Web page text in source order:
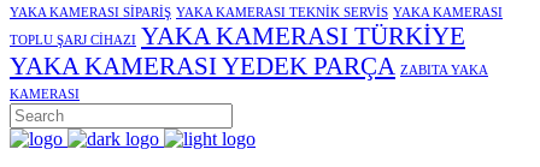
YAKA KAMERASI SİPARİŞ YAKA KAMERASI TEKNİK SERVİS YAKA KAMERASI
TOPLU ŞARJ CİHAZI YAKA KAMERASI TÜRKİYE
YAKA KAMERASI YEDEK PARÇA ZABITA YAKA
KAMERASI